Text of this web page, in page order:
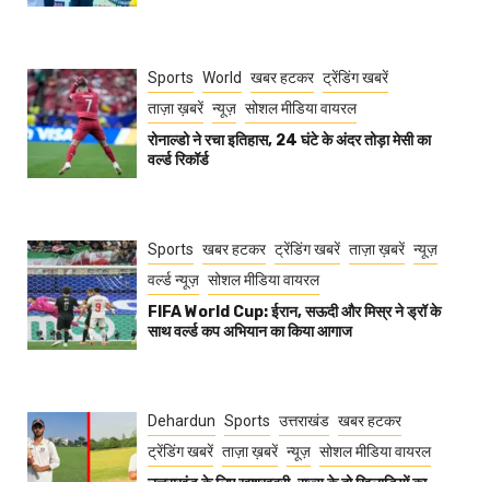
Sports World खबर हटकर ट्रेंडिंग खबरें
ताज़ा ख़बरें न्यूज़ सोशल मीडिया वायरल
रोनाल्डो ने रचा इतिहास, 24 घंटे के अंदर तोड़ा मेसी का
वर्ल्ड रिकॉर्ड
Sports खबर हटकर ट्रेंडिंग खबरें ताज़ा ख़बरें न्यूज़
वर्ल्ड न्यूज़ सोशल मीडिया वायरल
FIFA World Cup: ईरान, सऊदी और मिस्र ने ड्रॉ के
साथ वर्ल्ड कप अभियान का किया आगाज
Dehardun Sports उत्तराखंड खबर हटकर
ट्रेंडिंग खबरें ताज़ा ख़बरें न्यूज़ सोशल मीडिया वायरल